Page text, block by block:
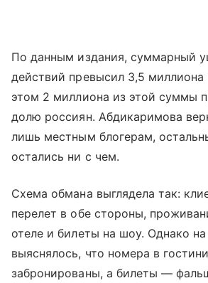
По данным издания, суммарный
действий превысил 3,5 миллиона
этом 2 миллиона из этой суммы
долю россиян. Абдикаримова
лишь местным блогерам,
остались ни с чем.
Схема обмана выглядела так:
перелет в обе стороны,
отеле и билеты на шоу. Однако
выяснялось, что номера в
забронированы, а билеты —